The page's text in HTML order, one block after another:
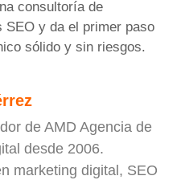
consultoría de
SEO y da el primer paso
sólido y sin riesgos.
de AMD Agencia de
desde 2006.
marketing digital, SEO